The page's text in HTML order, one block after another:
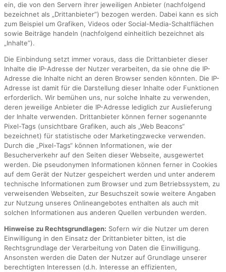
ein, die von den Servern ihrer jeweiligen Anbieter (nachfolgend
bezeichnet als „Drittanbieter”) bezogen werden. Dabei kann es sich
zum Beispiel um Grafiken, Videos oder Social-Media-Schaltflächen
sowie Beiträge handeln (nachfolgend einheitlich bezeichnet als
„Inhalte”).
Die Einbindung setzt immer voraus, dass die Drittanbieter dieser
Inhalte die IP-Adresse der Nutzer verarbeiten, da sie ohne die IP-
Adresse die Inhalte nicht an deren Browser senden könnten. Die IP-
Adresse ist damit für die Darstellung dieser Inhalte oder Funktionen
erforderlich. Wir bemühen uns, nur solche Inhalte zu verwenden,
deren jeweilige Anbieter die IP-Adresse lediglich zur Auslieferung
der Inhalte verwenden. Drittanbieter können ferner sogenannte
Pixel-Tags (unsichtbare Grafiken, auch als „Web Beacons“
bezeichnet) für statistische oder Marketingzwecke verwenden.
Durch die „Pixel-Tags“ können Informationen, wie der
Besucherverkehr auf den Seiten dieser Webseite, ausgewertet
werden. Die pseudonymen Informationen können ferner in Cookies
auf dem Gerät der Nutzer gespeichert werden und unter anderem
technische Informationen zum Browser und zum Betriebssystem, zu
verweisenden Webseiten, zur Besuchszeit sowie weitere Angaben
zur Nutzung unseres Onlineangebotes enthalten als auch mit
solchen Informationen aus anderen Quellen verbunden werden.
Hinweise zu Rechtsgrundlagen: Sofern wir die Nutzer um deren
Einwilligung in den Einsatz der Drittanbieter bitten, ist die
Rechtsgrundlage der Verarbeitung von Daten die Einwilligung.
Ansonsten werden die Daten der Nutzer auf Grundlage unserer
berechtigten Interessen (d.h. Interesse an effizienten,